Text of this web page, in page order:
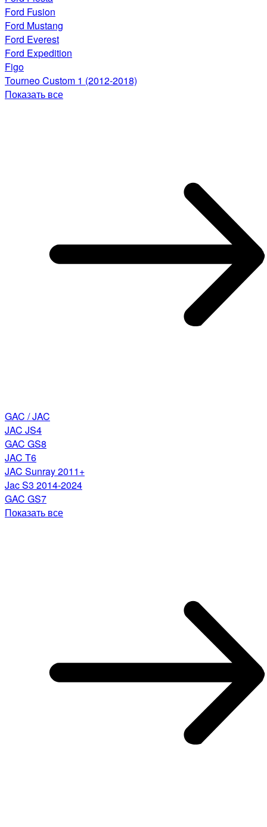
Ford Fusion
Ford Mustang
Ford Everest
Ford Expedition
Figo
Tourneo Custom 1 (2012-2018)
Показать все
GAC / JAC
JAC JS4
GAC GS8
JAC T6
JAC Sunray 2011+
Jac S3 2014-2024
GAC GS7
Показать все